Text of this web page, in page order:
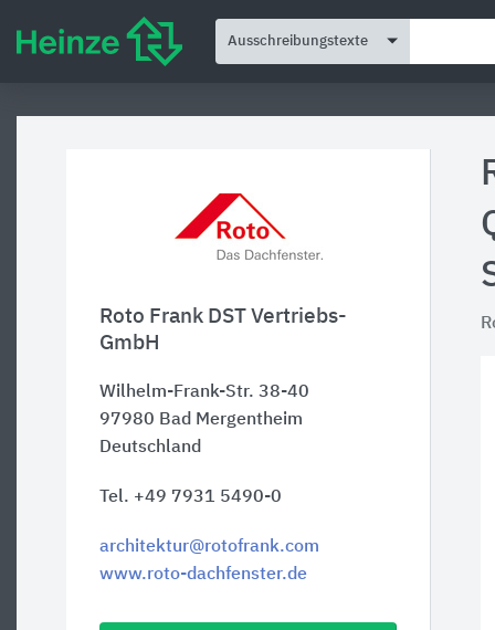
Ausschreibungstexte
Roto Frank DST Vertriebs-
GmbH
Wilhelm-Frank-Str. 38-40
97980 Bad Mergentheim
Deutschland
Tel. +49 7931 5490-0
architektur@rotofrank.com
www.roto-dachfenster.de